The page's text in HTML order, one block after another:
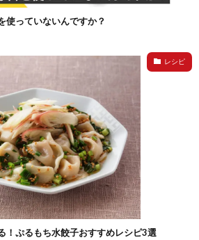
使っていないんですか？
レシピ
！ぷるもち水餃子おすすめレシピ3選